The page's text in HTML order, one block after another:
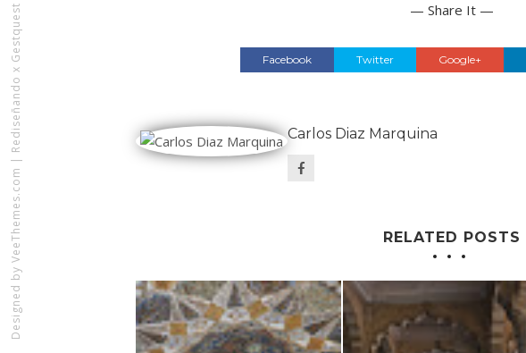
Designed by
VeeThemes.com
|
Rediseñando x Gestquest — Share It —
Facebook Twitter Google+
Carlos Diaz Marquina
RELATED POSTS